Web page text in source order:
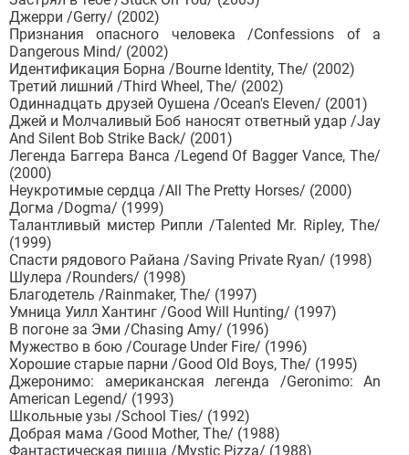
Джерри /Gerry/ (2002)
Признания опасного человека /Confessions of a
Dangerous Mind/ (2002)
Идентификация Борна /Bourne Identity, The/ (2002)
Третий лишний /Third Wheel, The/ (2002)
Одиннадцать друзей Оушена /Ocean's Eleven/ (2001)
Джей и Молчаливый Боб наносят ответный удар /Jay
And Silent Bob Strike Back/ (2001)
Легенда Баггера Ванса /Legend Of Bagger Vance, The/
(2000)
Неукротимые сердца /All The Pretty Horses/ (2000)
Догма /Dogma/ (1999)
Талантливый мистер Рипли /Talented Mr. Ripley, The/
(1999)
Спасти рядового Райана /Saving Private Ryan/ (1998)
Шулера /Rounders/ (1998)
Благодетель /Rainmaker, The/ (1997)
Умница Уилл Хантинг /Good Will Hunting/ (1997)
В погоне за Эми /Chasing Amy/ (1996)
Мужество в бою /Courage Under Fire/ (1996)
Хорошие старые парни /Good Old Boys, The/ (1995)
Джеронимо: американская легенда /Geronimo: An
American Legend/ (1993)
Школьные узы /School Ties/ (1992)
Добрая мама /Good Mother, The/ (1988)
Фантастическая пицца /Mystic Pizza/ (1988)